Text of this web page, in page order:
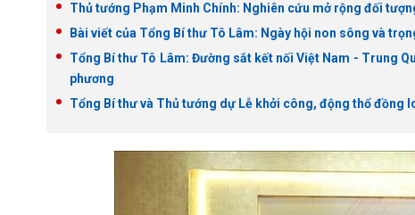
Thủ tướng Phạm Minh Chính: Nghiên cứu mở rộng đối
Bài viết của Tổng Bí thư Tô Lâm: Ngày hội non sông và
Tổng Bí thư Tô Lâm: Đường sắt kết nối Việt Nam - Trung
phương
Tổng Bí thư và Thủ tướng dự Lễ khởi công, động thổ đồng